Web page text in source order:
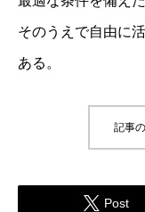
そのうえで自由に
ある。
記事
 Post